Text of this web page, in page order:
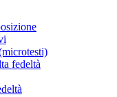
fedeltà